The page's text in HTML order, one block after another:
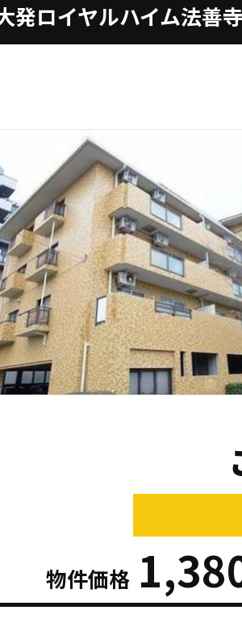
発ロイヤルハイム法善
物件価格